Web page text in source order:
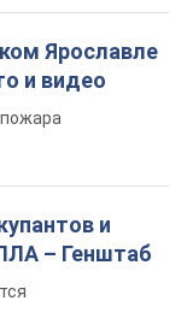
Ярославле
и видео
пожара
и
– Генштаб